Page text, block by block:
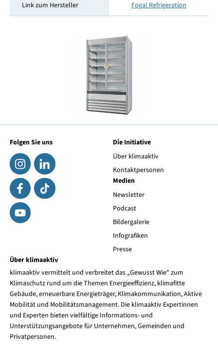
Link zum Hersteller Fogal Refrigeration
Folgen Sie uns
Die Initiative
Über klimaaktiv
Kontaktpersonen
Medien
Newsletter
Podcast
Bildergalerie
Infografiken
Presse
Über klimaaktiv
klimaaktiv vermittelt und verbreitet das „Gewusst Wie“ zum
Klimaschutz rund um die Themen Energieeffizienz, klimafitte
Gebäude, erneuerbare Energieträger, Klimakommunikation, Aktive
Mobilität und Mobilitätsmanagement. Die klimaaktiv Expertinnen
und Experten bieten vielfältige Informations- und
Unterstützungsangebote für Unternehmen, Gemeinden und
Privatpersonen.